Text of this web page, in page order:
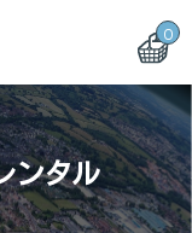
0
ンタル